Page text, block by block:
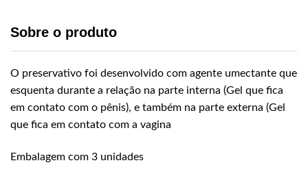
Sobre o produto
O preservativo foi desenvolvido com agente umectante que
esquenta durante a relação na parte interna (Gel que fica
em contato com o pênis), e também na parte externa (Gel
que fica em contato com a vagina
Embalagem com 3 unidades